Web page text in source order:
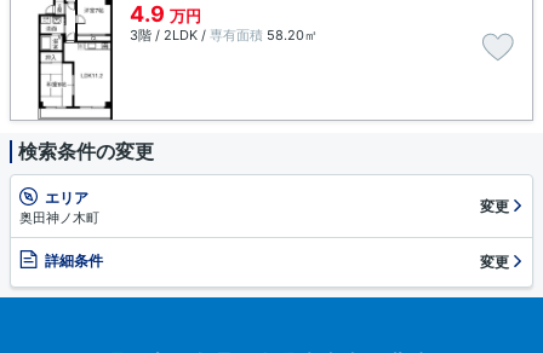
4.9 万円
3階 / 2LDK / 専有面積 58.20㎡
検索条件の変更
エリア
奥田神ノ木町
変更
詳細条件 変更